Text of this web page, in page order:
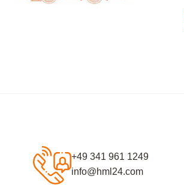
+49 341 961 1249
info@hml24.com